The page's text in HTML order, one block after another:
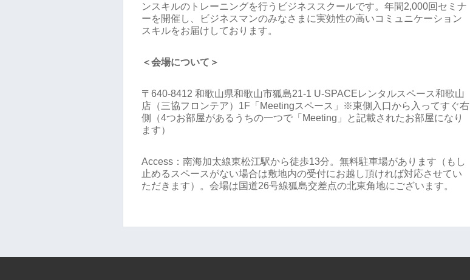
ンスキルのトレーニングを行うビジネススクールです。年間2,000回セミナ
ーを開催し、ビジネスマンのみなさまに実効性の高いコミュニケーション
スキルをお届けしております。
＜会場について＞
〒640-8412 和歌山県和歌山市狐島21-1 U-SPACEレンタルスペース和歌山
店（三協フロンテア）1F「Meetingスペース」※東側入口から入ってすぐ右
側（4つお部屋があるうちの一つで「Meeting」と記載されたお部屋になり
ます）
Access：南海加太線東松江駅から徒歩13分。無料駐車場があります（もし
止めるスペースがない場合は敷地内の受付にお越し頂ければ対応させてい
ただきます）。会場は国道26号線狐島交差点の北東角地にございます。